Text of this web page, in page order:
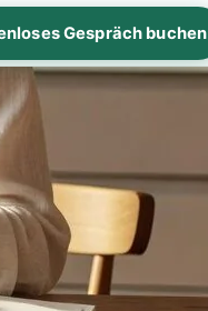
Gespräch buchen